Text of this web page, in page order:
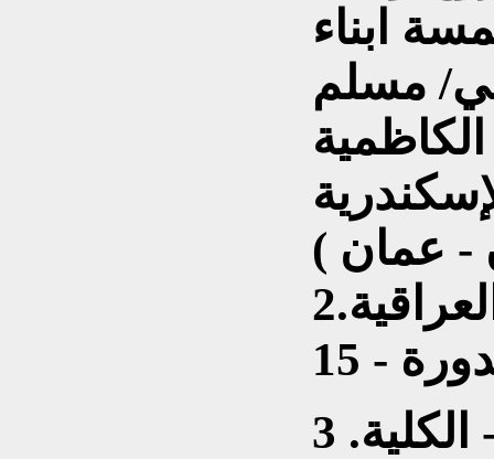
2.تاريخ دخول القوة الجوية العراقية
3 .التخرج : في تموز 1965 - الكلية